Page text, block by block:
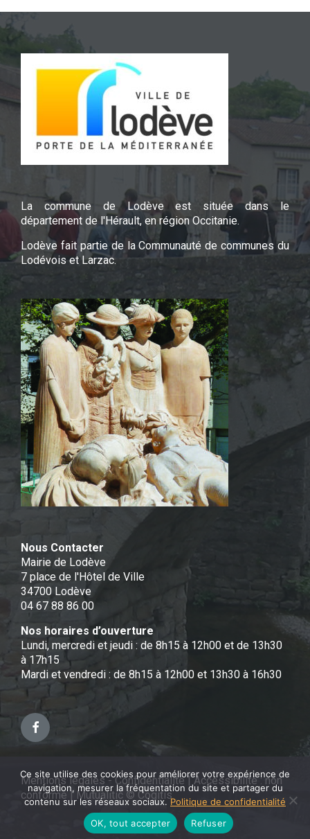
La commune de Lodève est située dans le
département de l'Hérault, en région Occitanie.
Lodève fait partie de la Communauté de communes du
Lodévois et Larzac.
Nous Contacter
Mairie de Lodève
7 place de l'Hôtel de Ville
34700 Lodève
04 67 88 86 00
Nos horaires d’ouverture
Lundi, mercredi et jeudi : de 8h15 à 12h00 et de 13h30
à 17h15
Mardi et vendredi : de 8h15 à 12h00 et 13h30 à 16h30
Facebook
Mentions légales - Confidentialité|Accessibilité : non
conforme| Mutualitic © Cogitis
Ce site utilise des cookies pour améliorer votre expérience de
navigation, mesurer la fréquentation du site et partager du
contenu sur les réseaux sociaux.Politique de confidentialité
OK, tout accepter
Refuser